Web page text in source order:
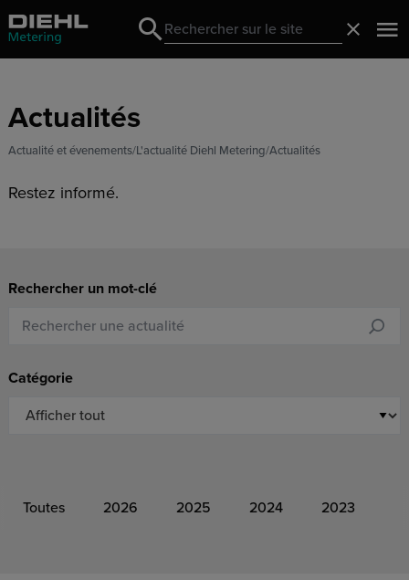
Search
Search
Actualités
Actualité et évenements L'actualité Diehl Metering Actualités
Restez informé.
Rechercher un mot-clé
Catégorie
Toutes 2026 2025 2024 2023